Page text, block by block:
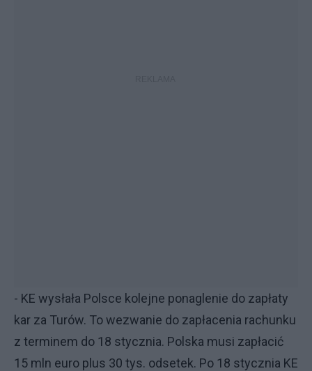
- KE wysłała Polsce kolejne ponaglenie do zapłaty
kar za Turów. To wezwanie do zapłacenia rachunku
z terminem do 18 stycznia. Polska musi zapłacić
15 mln euro plus 30 tys. odsetek. Po 18 stycznia KE